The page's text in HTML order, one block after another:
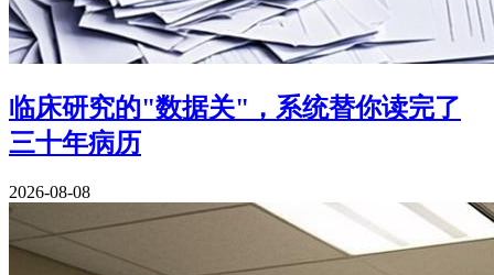
临床研究的"数据关"，系统替你读完了
三十年病历
2026-08-08